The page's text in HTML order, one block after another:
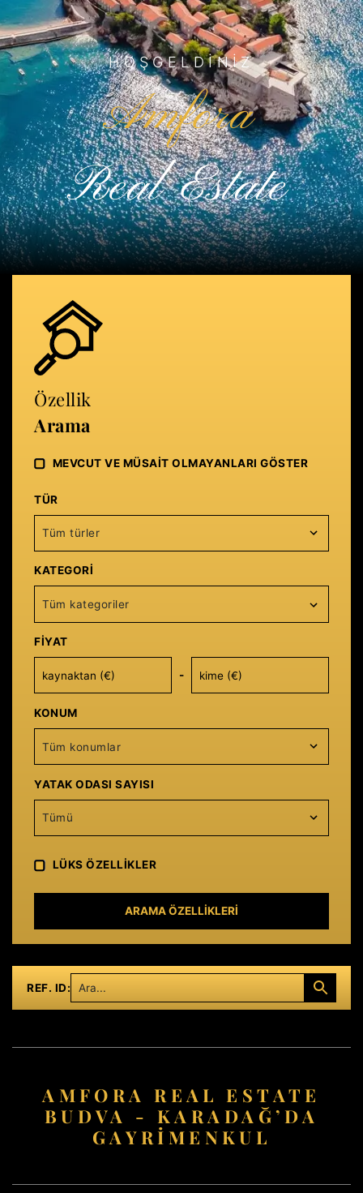
HOŞGELDINIZ
Amfora
Real Estate
Özellik
Arama
MEVCUT VE MÜSAIT OLMAYANLARI GÖSTER
TÜR
Tüm türler
KATEGORI
Tüm kategoriler
FIYAT
-
KONUM
Tüm konumlar
YATAK ODASI SAYISI
Tümü
LÜKS ÖZELLIKLER
ARAMA ÖZELLIKLERI
REF. ID:
AMFORA REAL ESTATE
BUDVA - KARADAĞ’DA
GAYRIMENKUL